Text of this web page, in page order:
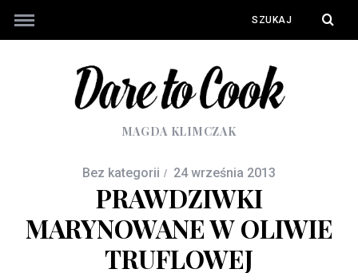
MAGDA KLIMCZAK
Bez kategorii 24 września 2013
PRAWDZIWKI
MARYNOWANE W OLIWIE
TRUFLOWEJ